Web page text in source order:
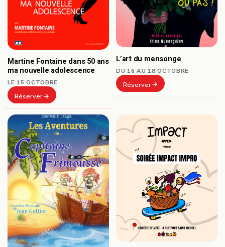
Martine Fontaine dans 50 ans
ma nouvelle adolescence
LE 15 OCTOBRE
Réserver
L’art du mensonge
DU 16 AU 18 OCTOBRE
Réserver